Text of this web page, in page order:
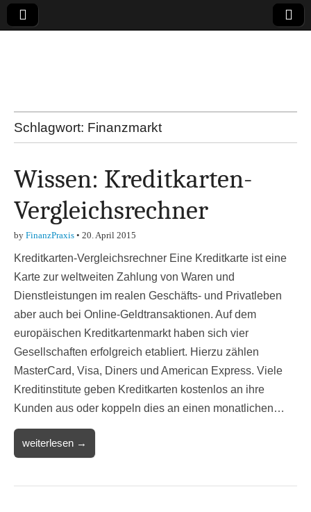
den Themen
Finanzen,
Marketing-, Vertrieb-
& Investment-Tipps
Schlagwort: Finanzmarkt
Wissen: Kreditkarten-
Vergleichsrechner
by FinanzPraxis • 20. April 2015
Kreditkarten-Vergleichsrechner Eine Kreditkarte ist eine
Karte zur weltweiten Zahlung von Waren und
Dienstleistungen im realen Geschäfts- und Privatleben
aber auch bei Online-Geldtransaktionen. Auf dem
europäischen Kreditkartenmarkt haben sich vier
Gesellschaften erfolgreich etabliert. Hierzu zählen
MasterCard, Visa, Diners und American Express. Viele
Kreditinstitute geben Kreditkarten kostenlos an ihre
Kunden aus oder koppeln dies an einen monatlichen…
weiterlesen →